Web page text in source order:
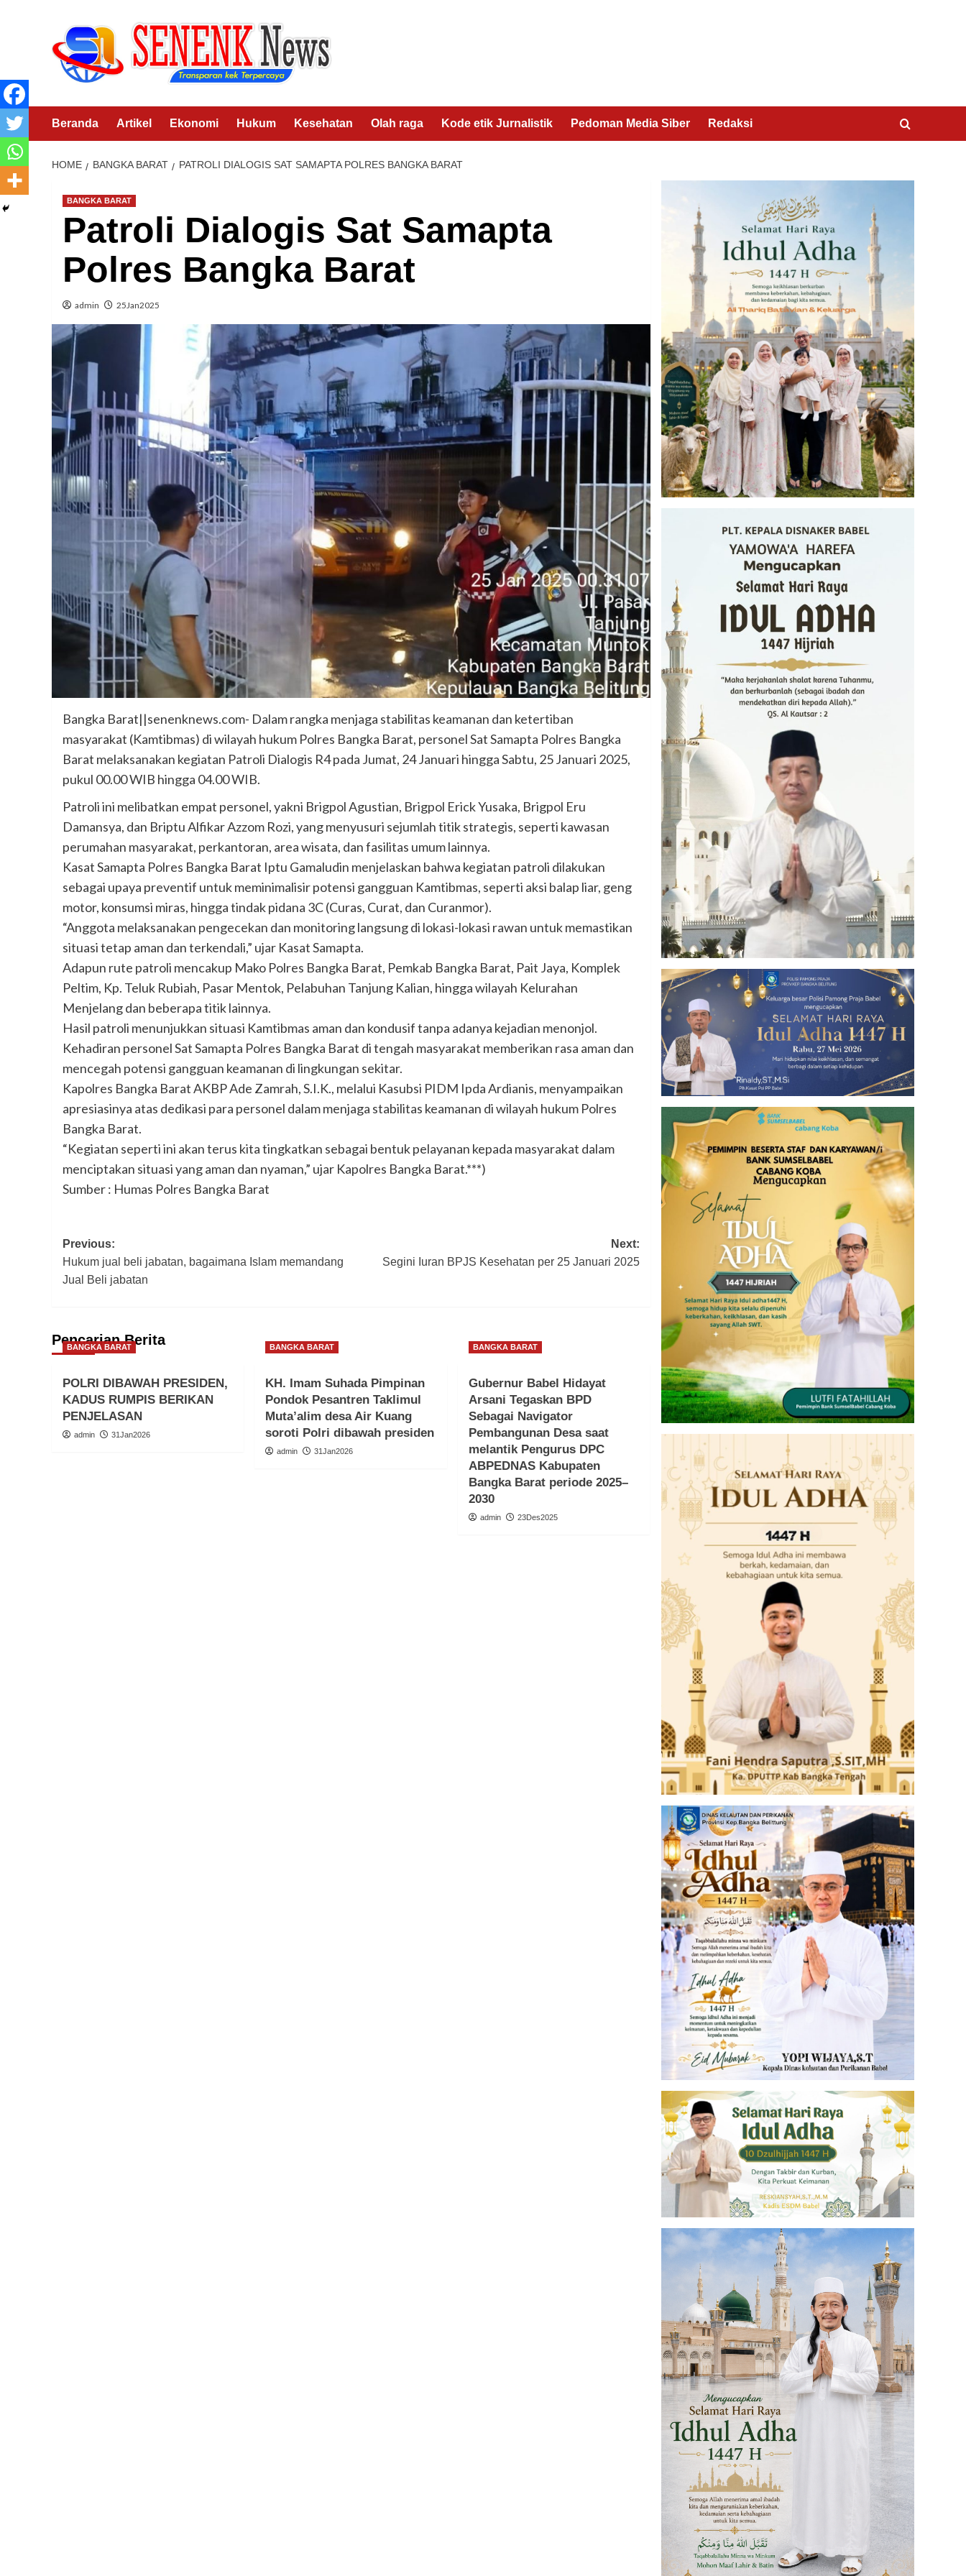
Beranda Artikel Ekonomi Hukum Kesehatan Olah raga Kode etik Jurnalistik Pedoman Media Siber Redaksi
HOME BANGKA BARAT PATROLI DIALOGIS SAT SAMAPTA POLRES BANGKA BARAT
BANGKA BARAT
Patroli Dialogis Sat Samapta
Polres Bangka Barat
admin 25Jan2025
Bangka Barat||senenknews.com- Dalam rangka menjaga stabilitas keamanan dan ketertiban
masyarakat (Kamtibmas) di wilayah hukum Polres Bangka Barat, personel Sat Samapta Polres Bangka
Barat melaksanakan kegiatan Patroli Dialogis R4 pada Jumat, 24 Januari hingga Sabtu, 25 Januari 2025,
pukul 00.00 WIB hingga 04.00 WIB.
Patroli ini melibatkan empat personel, yakni Brigpol Agustian, Brigpol Erick Yusaka, Brigpol Eru
Damansya, dan Briptu Alfikar Azzom Rozi, yang menyusuri sejumlah titik strategis, seperti kawasan
perumahan masyarakat, perkantoran, area wisata, dan fasilitas umum lainnya.
Kasat Samapta Polres Bangka Barat Iptu Gamaludin menjelaskan bahwa kegiatan patroli dilakukan
sebagai upaya preventif untuk meminimalisir potensi gangguan Kamtibmas, seperti aksi balap liar, geng
motor, konsumsi miras, hingga tindak pidana 3C (Curas, Curat, dan Curanmor).
“Anggota melaksanakan pengecekan dan monitoring langsung di lokasi-lokasi rawan untuk memastikan
situasi tetap aman dan terkendali,” ujar Kasat Samapta.
Adapun rute patroli mencakup Mako Polres Bangka Barat, Pemkab Bangka Barat, Pait Jaya, Komplek
Peltim, Kp. Teluk Rubiah, Pasar Mentok, Pelabuhan Tanjung Kalian, hingga wilayah Kelurahan
Menjelang dan beberapa titik lainnya.
Hasil patroli menunjukkan situasi Kamtibmas aman dan kondusif tanpa adanya kejadian menonjol.
Kehadiran personel Sat Samapta Polres Bangka Barat di tengah masyarakat memberikan rasa aman dan
mencegah potensi gangguan keamanan di lingkungan sekitar.
Kapolres Bangka Barat AKBP Ade Zamrah, S.I.K., melalui Kasubsi PIDM Ipda Ardianis, menyampaikan
apresiasinya atas dedikasi para personel dalam menjaga stabilitas keamanan di wilayah hukum Polres
Bangka Barat.
“Kegiatan seperti ini akan terus kita tingkatkan sebagai bentuk pelayanan kepada masyarakat dalam
menciptakan situasi yang aman dan nyaman,” ujar Kapolres Bangka Barat.***)
Sumber : Humas Polres Bangka Barat
Post
navigation
Previous:
Hukum jual beli jabatan, bagaimana Islam memandang
Jual Beli jabatan
Next:
Segini Iuran BPJS Kesehatan per 25 Januari 2025
Pencarian Berita
BANGKA BARAT
POLRI DIBAWAH PRESIDEN,
KADUS RUMPIS BERIKAN
PENJELASAN
admin 31Jan2026
BANGKA BARAT
KH. Imam Suhada Pimpinan
Pondok Pesantren Taklimul
Muta’alim desa Air Kuang
soroti Polri dibawah presiden
admin 31Jan2026
BANGKA BARAT
Gubernur Babel Hidayat
Arsani Tegaskan BPD
Sebagai Navigator
Pembangunan Desa saat
melantik Pengurus DPC
ABPEDNAS Kabupaten
Bangka Barat periode 2025–
2030
admin 23Des2025